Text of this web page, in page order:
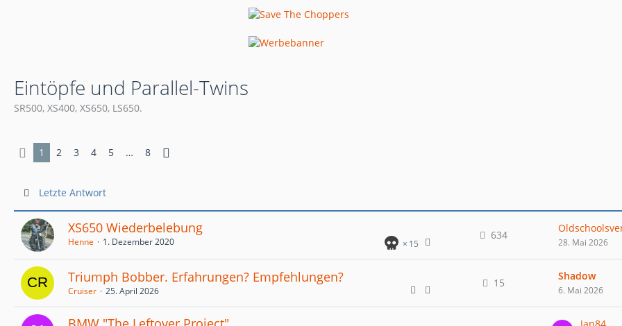
Eintöpfe und Parallel-Twins
SR500, XS400, XS650, LS650.
1 2 3 4 5 … 8
Letzte Antwort
XS650 Wiederbelebung
15
Henne 1. Dezember 2020
634
28. Mai 2026
Triumph Bobber. Erfahrungen? Empfehlungen?
Cruiser 25. April 2026
15
Shadow
6. Mai 2026